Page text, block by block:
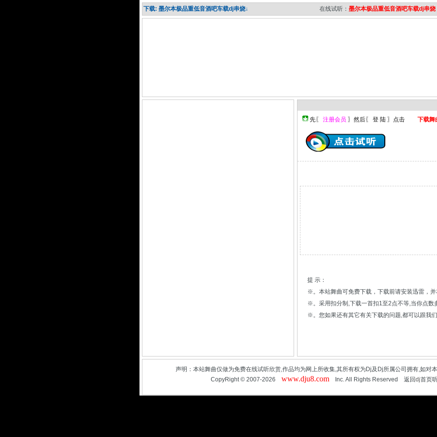
下载: 墨尔本极品重低音酒吧车载dj串烧↓ 在线试听： 墨尔本极品重低音酒吧车载dj串烧
提 示：
※。本站舞曲可免费下载，下载前请安装迅雷，
※。采用扣分制,下载一首扣1至2点不等,当你点数
※。您如果还有其它有关下载的问题,都可以跟我
声明：本站舞曲仅做为免费在线试听欣赏,作品均为网上所收集,其所有权为Dj及Dj所属公司拥有,如对
CopyRight © 2007-2026 www.dju8.comInc. All Rights Reserved 返回dj首页
下载舞